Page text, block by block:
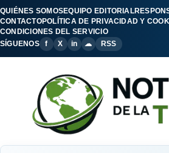
QUIÉNES SOMOSEQUIPO EDITORIAL
CONTACTOPOLÍTICA DE PRIVACIDAD Y
CONDICIONES DEL SERVICIO
SÍGUENOS
f X in ☁ RSS